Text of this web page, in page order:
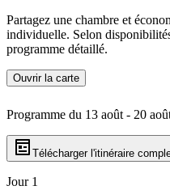
Partagez une chambre et
individuelle. Selon
programme détaillé.
Ouvrir la carte
Programme du 13 août - 20
Télécharger l'itinéraire
Jour 1